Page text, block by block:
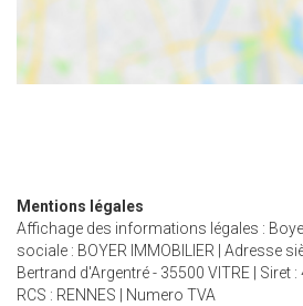
Mentions légales
Affichage des informations légales :
sociale : BOYER IMMOBILIER | Adresse
Bertrand d'Argentré - 35500 VITRE | Siret :
RCS : RENNES | Numero TVA